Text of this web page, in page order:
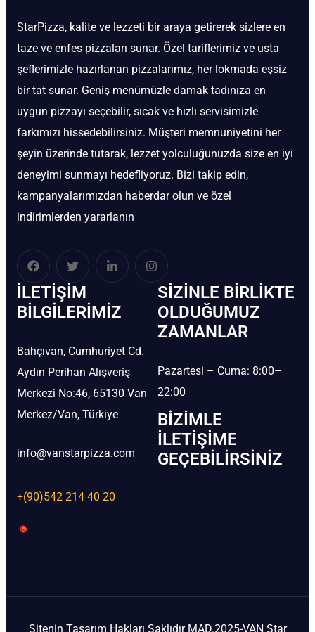
StarPizza, kalite ve lezzeti bir araya getirerek sizlere en
taze ve enfes pizzaları sunar. Özel tariflerimiz ve usta
şeflerimizle hazırlanan pizzalarımız, her lokmada eşsiz
bir tat sunar. Geniş menümüzle damak tadınıza en
uygun pizzayı seçebilir, sıcak ve hızlı servisimizle
farkımızı hissedebilirsiniz. Müşteri memnuniyetini her
şeyin üzerinde tutarak, lezzet yolculuğunuzda size en iyi
deneyimi sunmayı hedefliyoruz. Bizi takip edin,
kampanyalarımızdan haberdar olun ve özel
indirimlerden yararlanın
İLETIŞIM
BİLGILERIMIZ
Bahçıvan, Cumhuriyet Cd.
Aydın Perihan Alışveriş
Merkezi No:46, 65130 Van
Merkez/Van, Türkiye
info@vanstarpizza.com
+(90)542 214 40 20
SIZINLE BIRLIKTE
OLDUĞUMUZ
ZAMANLAR
Pazartesi – Cuma: 8:00–
22:00
BIZIMLE
İLETIŞIME
GEÇEBILIRSINIZ
Sitenin Tasarım Hakları Saklıdır MAD.2025-VAN Star